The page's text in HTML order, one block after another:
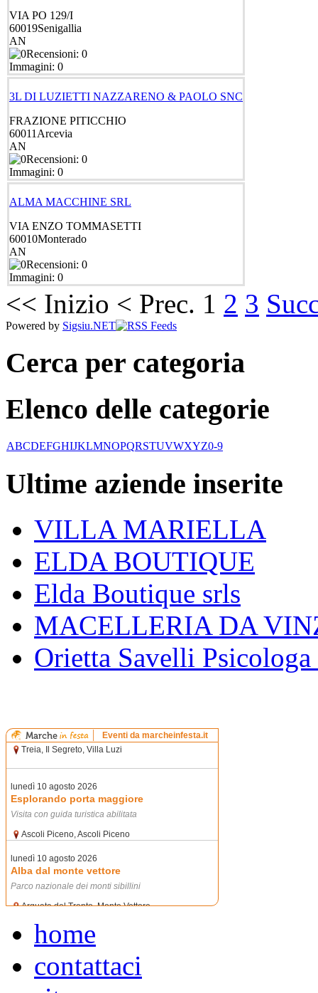
VIA PO 129/I
60019Senigallia
AN
Recensioni: 0
Immagini: 0
3L DI LUZIETTI NAZZARENO & PAOLO SNC
FRAZIONE PITICCHIO
60011 Arcevia
AN
Recensioni: 0
Immagini: 0
ALMA MACCHINE SRL
VIA ENZO TOMMASETTI
60010Monterado
AN
Recensioni: 0
Immagini: 0
<< Inizio < Prec. 1 2 3
Powered by Sigsiu.NET
Cerca per categoria
Elenco delle categorie
ABCDEFGHIJKLMNOPQRSTUVWXYZ0-9
Ultime aziende inserite
VILLA MARIELLA
ELDA BOUTIQUE
Elda Boutique srls
MACELLERIA DA
Orietta Savelli Psicologa
home
contattaci